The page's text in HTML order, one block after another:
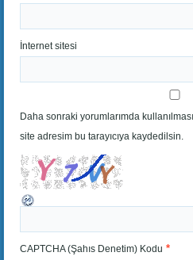
İnternet sitesi
Daha sonraki yorumlarımda
site adresim bu tarayıcıya kaydedilsin.
CAPTCHA (Şahıs Denetim) Kodu *